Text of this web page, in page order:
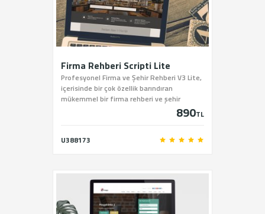
Firma Rehberi Scripti Lite
Profesyonel Firma ve Şehir Rehberi V3 Lite,
içerisinde bir çok özellik barındıran
mükemmel bir firma rehberi ve şehir
890TL
U388173